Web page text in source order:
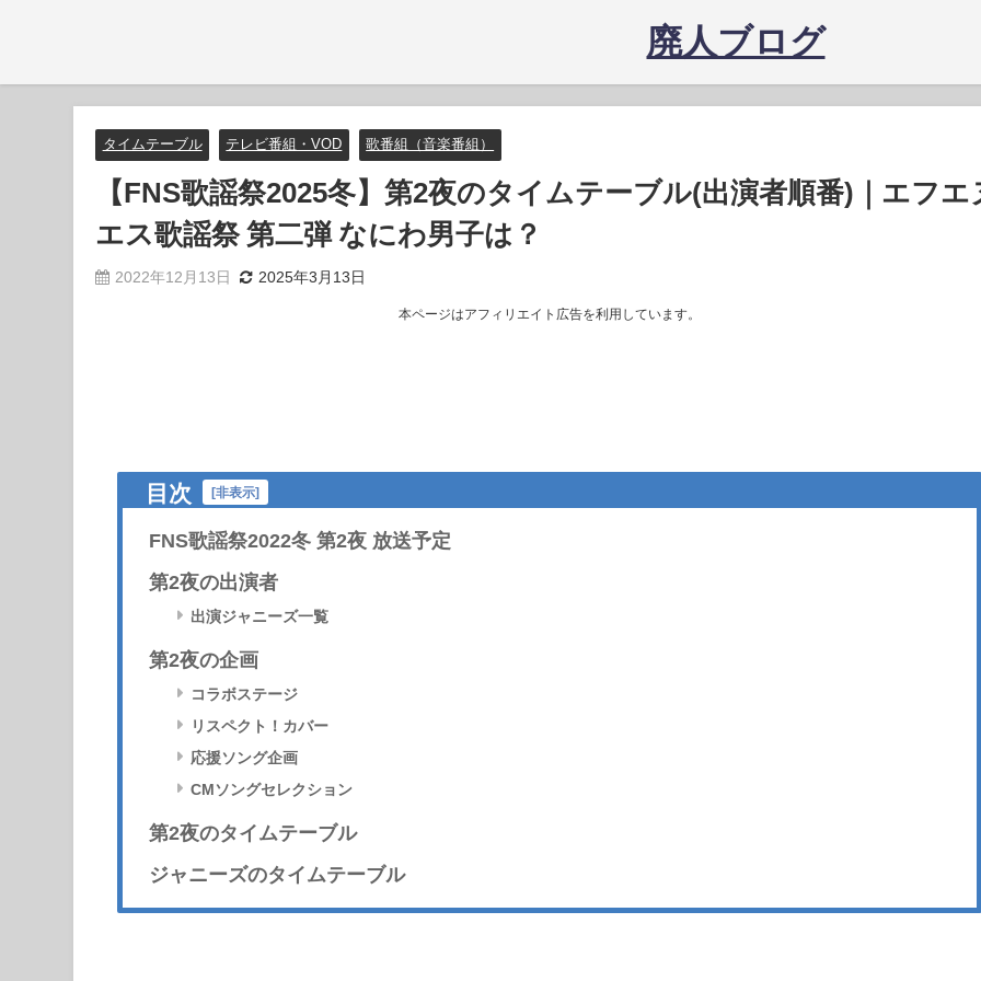
廃人ブログ
タイムテーブル テレビ番組・VOD 歌番組（音楽番組）
【FNS歌謡祭2025冬】第2夜のタイムテーブル(出演者順番)｜エフエ
エス歌謡祭 第二弾 なにわ男子は？
2022年12月13日 2025年3月13日
本ページはアフィリエイト広告を利用しています。
目次 [非表示]
FNS歌謡祭2022冬 第2夜 放送予定
第2夜の出演者
出演ジャニーズ一覧
第2夜の企画
コラボステージ
リスペクト！カバー
応援ソング企画
CMソングセレクション
第2夜のタイムテーブル
ジャニーズのタイムテーブル